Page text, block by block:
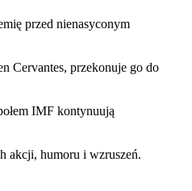
przed nienasyconym
Cervantes, przekonuje go do
IMF kontynuują
akcji, humoru i wzruszeń.